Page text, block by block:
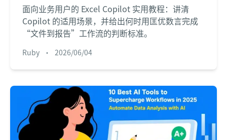
面向业务用户的 Excel Copilot 实用教程：讲清
Copilot 的适用场景，并给出何时用匡优数言完成
“文件到报告”工作流的判断标准。
Ruby • 2026/06/04